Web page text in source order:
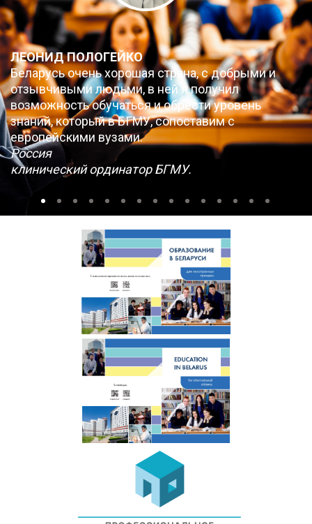
ЛЕОНИД ПОЛОГЕЙКО
Беларусь очень хорошая страна, с добрыми и
отзывчивыми людьми, в ней я получил
возможность обучаться и обрести уровень
знаний, который в БГМУ, сопоставим с
европейскими вузами.
Россия
клинический ординатор БГМУ.